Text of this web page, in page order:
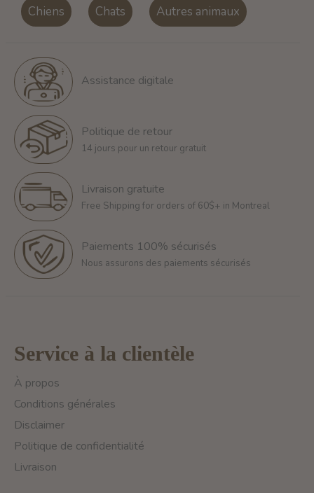
Chiens Chats Autres animaux
Assistance digitale
Politique de retour
14 jours pour un retour gratuit
Livraison gratuite
Free Shipping for orders of 60$+ in Montreal
Paiements 100% sécurisés
Nous assurons des paiements sécurisés
Service à la clientèle
À propos
Conditions générales
Disclaimer
Politique de confidentialité
Livraison